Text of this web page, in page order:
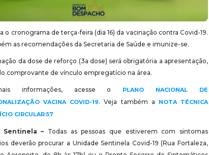
o cronograma de terça-feira (dia 16) da vacinação contra Covid-19.
as recomendações da Secretaria de Saúde e imunize-se.
da dose de reforço (3a dose) será obrigatória a apresentação,
comprovante de vínculo empregatício na área.
informações, acesse o PLANO NACIONAL DE
VACINA COVID-19. Veja também a
NOTA TÉCNICA
CIRCULAR 57
Sentinela – Todas as pessoas que estiverem com sintomas
deverão procurar a Unidade Sentinela Covid-19 (Rua Fortaleza,